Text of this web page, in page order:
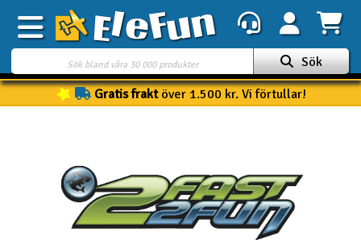
Veckans erbjudande
Mina favoriter
Present kort
3D-print
Sök
Gratis fraktöver 1.500 kr. Vi förtullar!